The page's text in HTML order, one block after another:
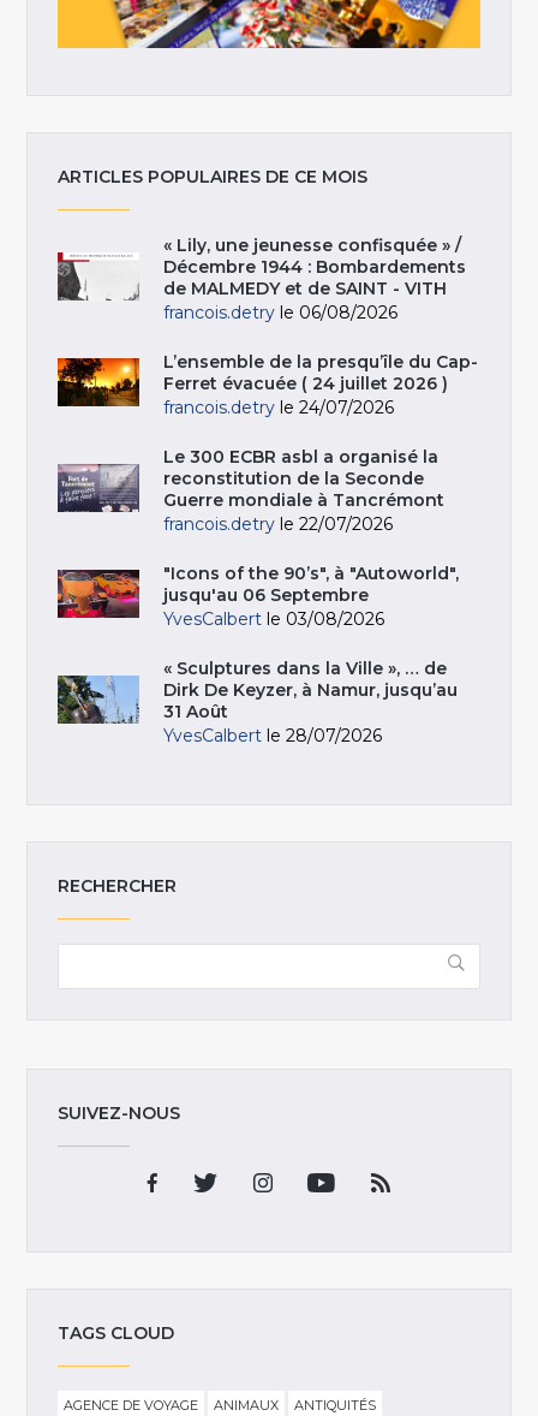
ARTICLES POPULAIRES DE CE MOIS
« Lily, une jeunesse confisquée » /
Décembre 1944 : Bombardements
de MALMEDY et de SAINT - VITH
francois.detry le 06/08/2026
L’ensemble de la presqu’île du Cap-
Ferret évacuée ( 24 juillet 2026 )
francois.detry le 24/07/2026
Le 300 ECBR asbl a organisé la
reconstitution de la Seconde
Guerre mondiale à Tancrémont
francois.detry le 22/07/2026
"Icons of the 90’s", à "Autoworld",
jusqu'au 06 Septembre
YvesCalbert le 03/08/2026
« Sculptures dans la Ville », … de
Dirk De Keyzer, à Namur, jusqu’au
31 Août
YvesCalbert le 28/07/2026
RECHERCHER
SUIVEZ-NOUS
TAGS CLOUD
AGENCE DE VOYAGE ANIMAUX
ANTIQUITÉS